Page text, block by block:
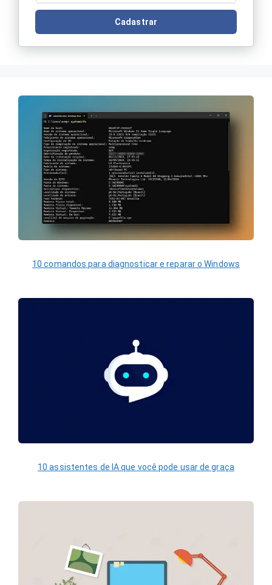
Cadastrar
10 comandos para diagnosticar e reparar o Windows
10 assistentes de IA que você pode usar de graça